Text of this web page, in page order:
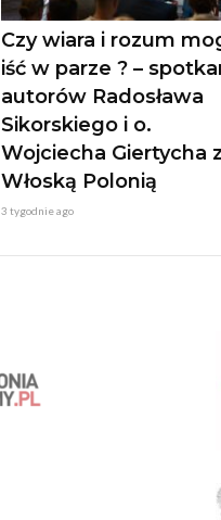
Czy wiara i rozum
iść w parze ? –
autorów Radosława
Sikorskiego i o.
Wojciecha Giertycha z
Włoską Polonią
3 tygodnie ago